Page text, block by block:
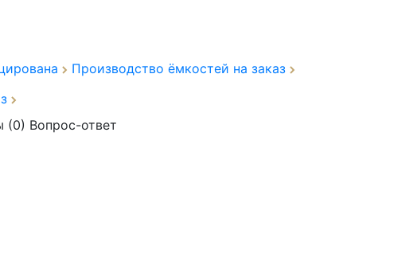
Производство ёмкостей на заказ
(0) Вопрос-ответ